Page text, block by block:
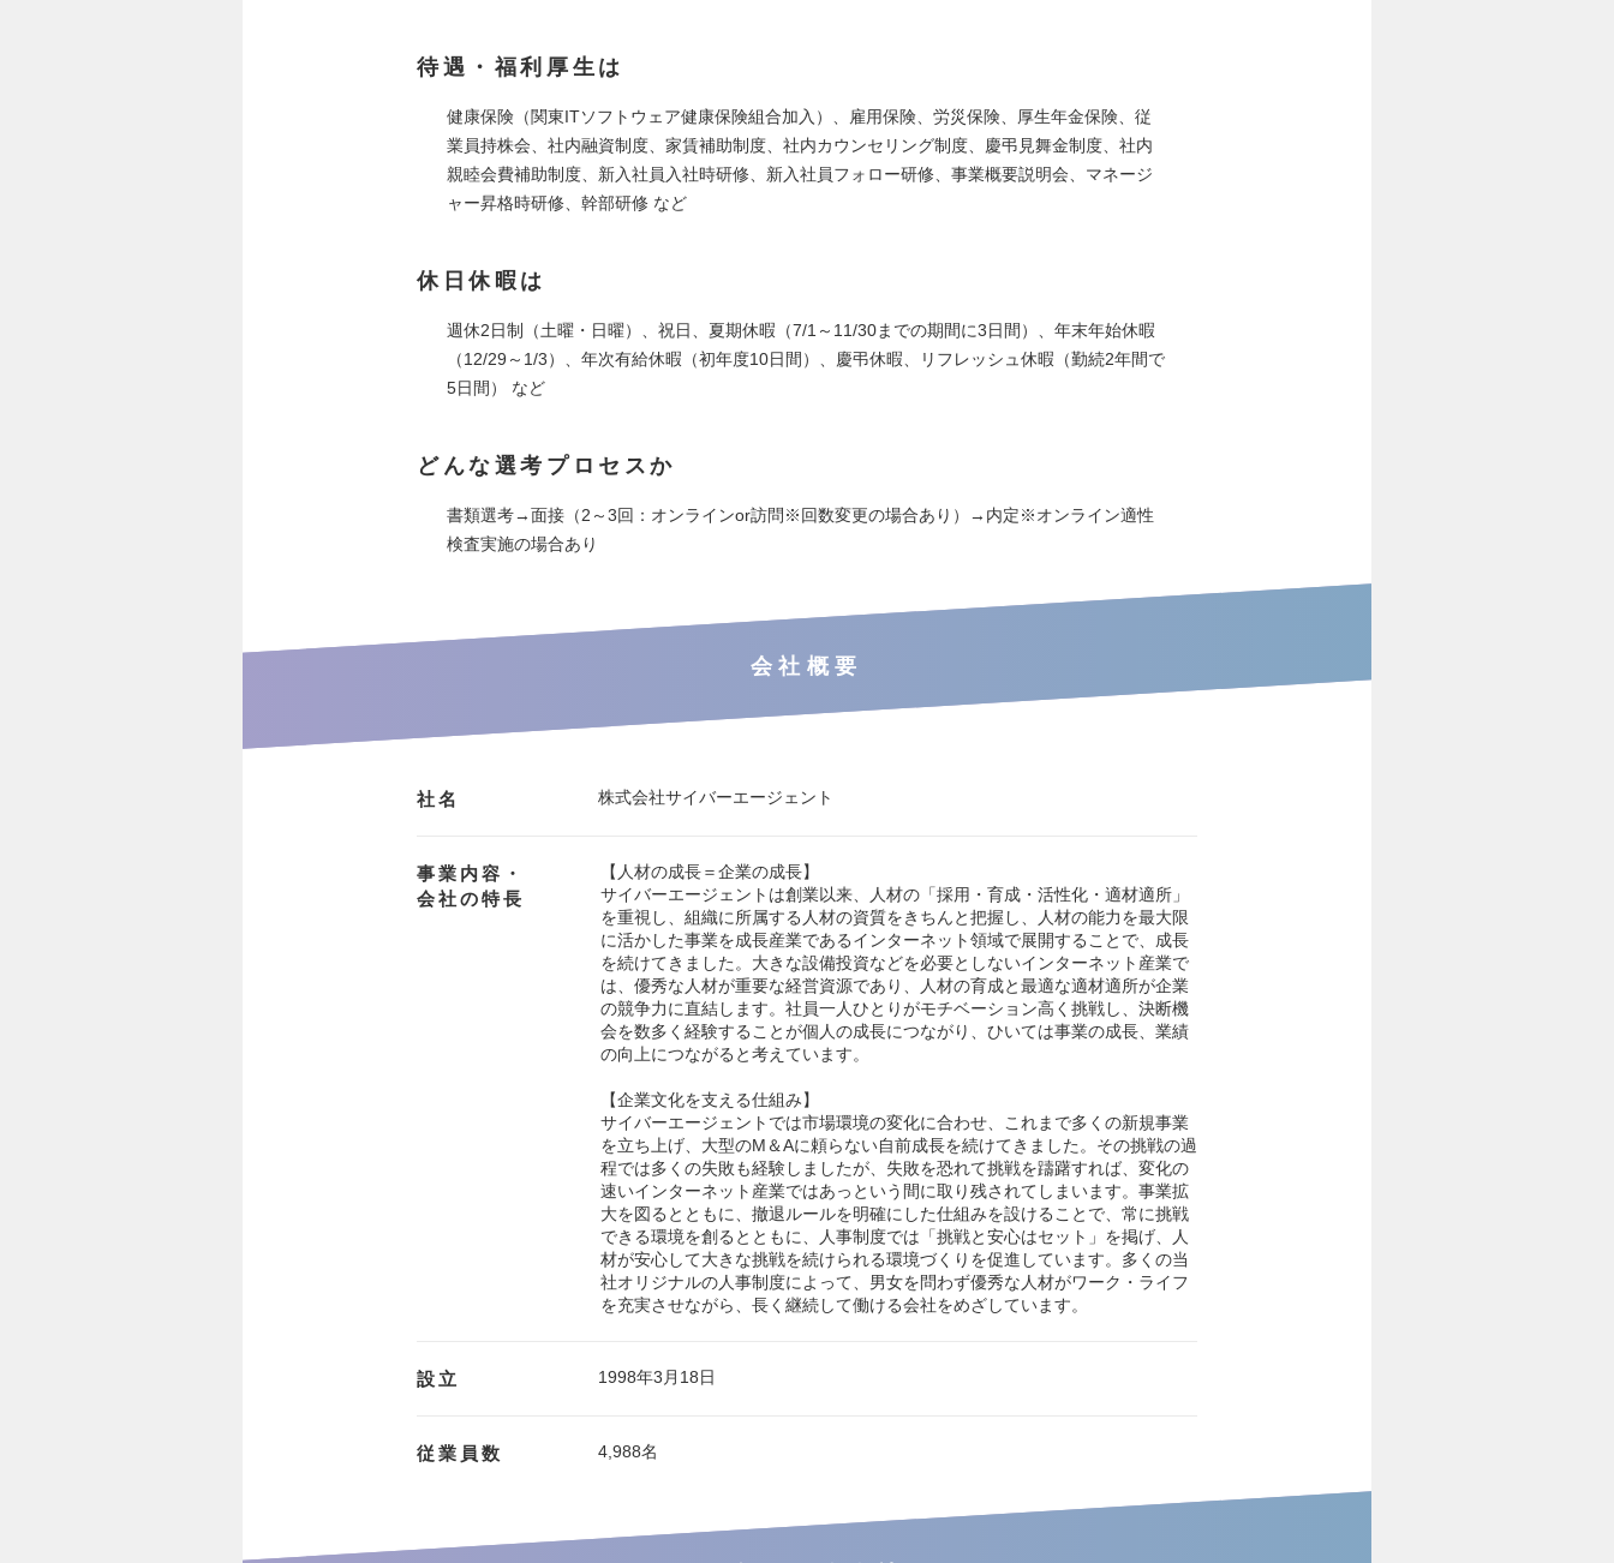
待遇・福利厚生は
健康保険（関東ITソフトウェア健康保険組合加入）、雇用保険、労災保険、厚生年金保険、従
業員持株会、社内融資制度、家賃補助制度、社内カウンセリング制度、慶弔見舞金制度、社内
親睦会費補助制度、新入社員入社時研修、新入社員フォロー研修、事業概要説明会、マネージ
ャー昇格時研修、幹部研修 など
休日休暇は
週休2日制（土曜・日曜）、祝日、夏期休暇（7/1～11/30までの期間に3日間）、年末年始休暇
（12/29～1/3）、年次有給休暇（初年度10日間）、慶弔休暇、リフレッシュ休暇（勤続2年間で
5日間） など
どんな選考プロセスか
書類選考→面接（2～3回：オンラインor訪問※回数変更の場合あり）→内定※オンライン適性
検査実施の場合あり
会社概要
社名 株式会社サイバーエージェント
事業内容・
会社の特長
【人材の成長＝企業の成長】
サイバーエージェントは創業以来、人材の「採用・育成・活性化・適材適所」
を重視し、組織に所属する人材の資質をきちんと把握し、人材の能力を最大限
に活かした事業を成長産業であるインターネット領域で展開することで、成長
を続けてきました。大きな設備投資などを必要としないインターネット産業で
は、優秀な人材が重要な経営資源であり、人材の育成と最適な適材適所が企業
の競争力に直結します。社員一人ひとりがモチベーション高く挑戦し、決断機
会を数多く経験することが個人の成長につながり、ひいては事業の成長、業績
の向上につながると考えています。
【企業文化を支える仕組み】
サイバーエージェントでは市場環境の変化に合わせ、これまで多くの新規事業
を立ち上げ、大型のM＆Aに頼らない自前成長を続けてきました。その挑戦の過
程では多くの失敗も経験しましたが、失敗を恐れて挑戦を躊躇すれば、変化の
速いインターネット産業ではあっという間に取り残されてしまいます。事業拡
大を図るとともに、撤退ルールを明確にした仕組みを設けることで、常に挑戦
できる環境を創るとともに、人事制度では「挑戦と安心はセット」を掲げ、人
材が安心して大きな挑戦を続けられる環境づくりを促進しています。多くの当
社オリジナルの人事制度によって、男女を問わず優秀な人材がワーク・ライフ
を充実させながら、長く継続して働ける会社をめざしています。
設立 1998年3月18日
従業員数 4,988名